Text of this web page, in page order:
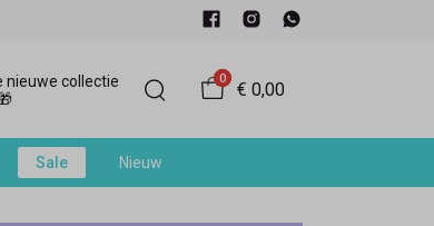
nieuwe collectie
0
€ 0,00
Sale Nieuw